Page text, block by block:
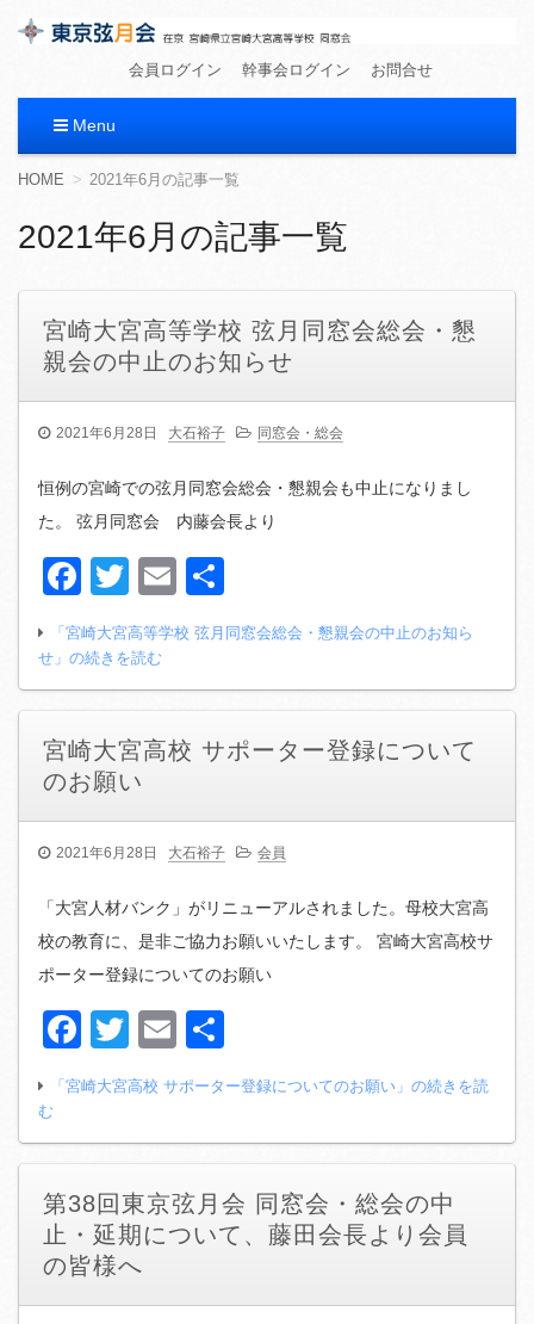
東京弦月会
在京 宮崎県立宮崎大宮高等学校 同窓会
会員ログイン 幹事会ログイン お問合せ
Menu
コ
テ
ン
動
HOME 2021年6月の記事一覧
2021年6月の記事一覧
宮崎大宮高等学校 弦月同窓会総会・懇
親会の中止のお知らせ
2021年6月28日 大石裕子 同窓会・総会
恒例の宮崎での弦月同窓会総会・懇親会も中止になりまし
た。 弦月同窓会 内藤会長より
Facebook
TwitterEmail
有
「宮崎大宮高等学校 弦月同窓会総会・懇親会の中止のお知ら
せ」の続きを読む
宮崎大宮高校 サポーター登録について
のお願い
2021年6月28日 大石裕子 会員
「大宮人材バンク」がリニューアルされました。母校大宮高
校の教育に、是非ご協力お願いいたします。 宮崎大宮高校サ
ポーター登録についてのお願い
Facebook
TwitterEmail
有
「宮崎大宮高校 サポーター登録についてのお願い」の続きを読
む
第38回東京弦月会 同窓会・総会の中
止・延期について、藤田会長より会員
の皆様へ